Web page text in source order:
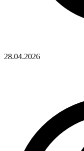
28.04.2026